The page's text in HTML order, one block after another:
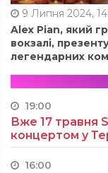
9 Липня 2024,
Alex Pian, який
вокзалі,
легендарних
19:00
Вже 17 травня
концертом у
16:00